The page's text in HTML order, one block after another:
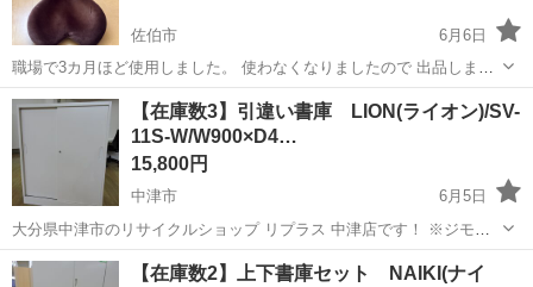
佐伯市
6月6日
職場で3カ月ほど使用しました。 使わなくなりましたので 出品しま
す。
大分 佐伯市 オフィス用家具 MTG
【在庫数3】引違い書庫 LION(ライオン)/SV-
11S-W/W900×D4…
15,800円
中津市
6月5日
大分県中津市のリサイクルショップ リプラス 中津店です！ ※ジモテ
ィー便はご対応しておりません ご了承下さいませ。 ■ご来店の前に在
庫の確認をお願い致します。 ■中古品になります。キズやヘコミ・汚
大分 中津市 オフィス用家具
【在庫数2】上下書庫セット NAIKI(ナイ